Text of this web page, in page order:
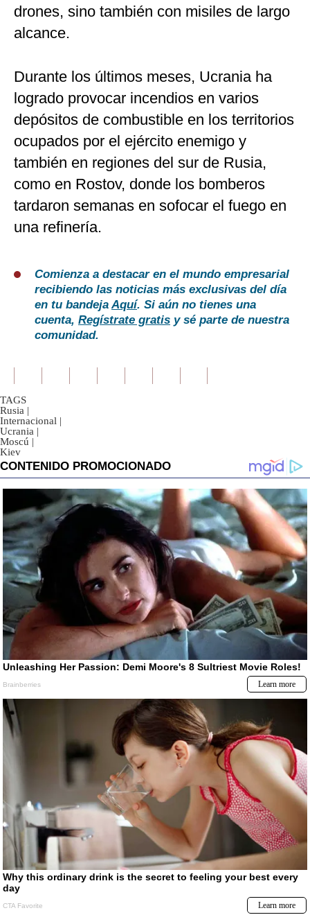
drones, sino también con misiles de largo
alcance.
Durante los últimos meses, Ucrania ha
logrado provocar incendios en varios
depósitos de combustible en los territorios
ocupados por el ejército enemigo y
también en regiones del sur de Rusia,
como en Rostov, donde los bomberos
tardaron semanas en sofocar el fuego en
una refinería.
Comienza a destacar en el mundo empresarial
recibiendo las noticias más exclusivas del día
en tu bandejaAquí. Si aún no tienes una
cuenta, Regístrate gratis y sé parte de nuestra
comunidad.
TAGS
Rusia |
Internacional |
Ucrania |
Moscú |
Kiev